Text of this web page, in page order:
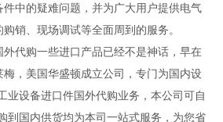
中的疑难问题，并为广大用户提供电气
销、现场调试等全面周到的服务。
代购一些进口产品已经不是神话，早在
梅，美国华盛顿成立公司，专门为国内设
业设备进口件国外代购业务，本公司可自
到国内供货均为本司一站式服务，为您省